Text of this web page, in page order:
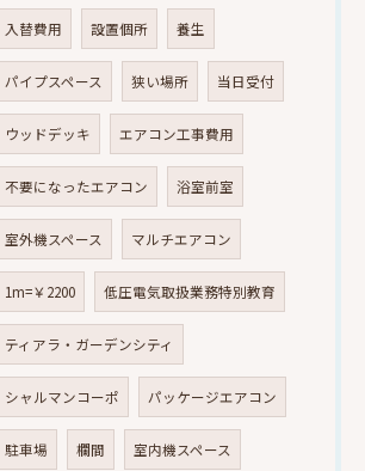
入替費用 設置個所 養生
パイプスペース 狭い場所 当日受付
ウッドデッキ エアコン工事費用
不要になったエアコン 浴室前室
室外機スペース マルチエアコン
1m=￥2200 低圧電気取扱業務特別教育
ティアラ・ガーデンシティ
シャルマンコーポ パッケージエアコン
駐車場 欄間 室内機スペース